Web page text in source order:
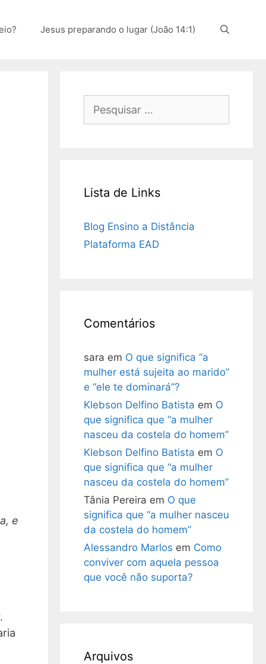
Jesus preparando o lugar (João 14:1)
e
por:
Lista de Links
Blog Ensino a Distância
Plataforma EAD
Comentários
sara em O que significa “a
mulher está sujeita ao marido”
e “ele te dominará”?
Klebson Delfino Batista em O
que significa que “a mulher
nasceu da costela do homem”
Klebson Delfino Batista em O
que significa que “a mulher
nasceu da costela do homem”
Tânia Pereira em O que
significa que “a mulher nasceu
da costela do homem”
Alessandro Marlos em Como
conviver com aquela pessoa
que você não suporta?
Arquivos